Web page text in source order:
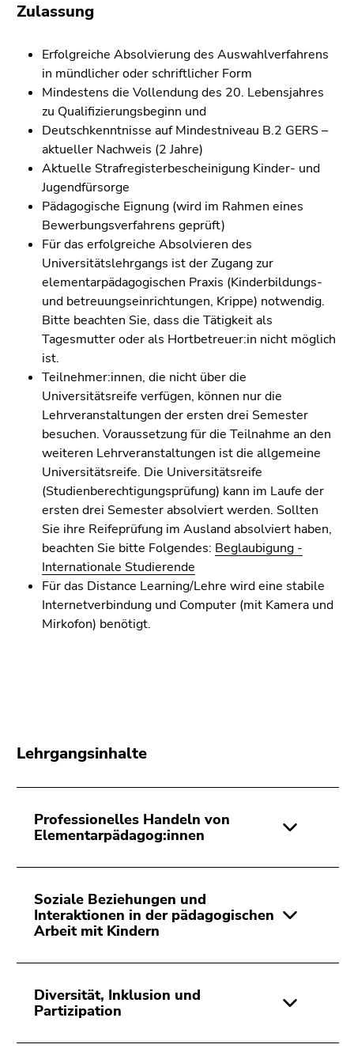
Zulassung
Erfolgreiche Absolvierung des Auswahlverfahrens
in mündlicher oder schriftlicher Form
Mindestens die Vollendung des 20. Lebensjahres
zu Qualifizierungsbeginn und
Deutschkenntnisse auf Mindestniveau B.2 GERS –
aktueller Nachweis (2 Jahre)
Aktuelle Strafregisterbescheinigung Kinder- und
Jugendfürsorge
Pädagogische Eignung (wird im Rahmen eines
Bewerbungsverfahrens geprüft)
Für das erfolgreiche Absolvieren des
Universitätslehrgangs ist der Zugang zur
elementarpädagogischen Praxis (Kinderbildungs-
und betreuungseinrichtungen, Krippe) notwendig.
Bitte beachten Sie, dass die Tätigkeit als
Tagesmutter oder als Hortbetreuer:in nicht möglich
ist.
Teilnehmer:innen, die nicht über die
Universitätsreife verfügen, können nur die
Lehrveranstaltungen der ersten drei Semester
besuchen. Voraussetzung für die Teilnahme an den
weiteren Lehrveranstaltungen ist die allgemeine
Universitätsreife. Die Universitätsreife
(Studienberechtigungsprüfung) kann im Laufe der
ersten drei Semester absolviert werden. Sollten
Sie ihre Reifeprüfung im Ausland absolviert haben,
beachten Sie bitte Folgendes: Beglaubigung -
Internationale Studierende
Für das Distance Learning/Lehre wird eine stabile
Internetverbindung und Computer (mit Kamera und
Mirkofon) benötigt.
Lehrgangsinhalte
Professionelles Handeln von
Elementarpädagog:innen
Soziale Beziehungen und
Interaktionen in der pädagogischen
Arbeit mit Kindern
Diversität, Inklusion und
Partizipation